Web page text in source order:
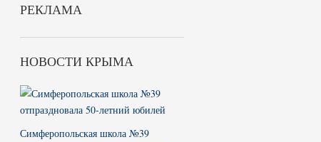
РЕКЛАМА
НОВОСТИ КРЫМА
Симферопольская школа №39